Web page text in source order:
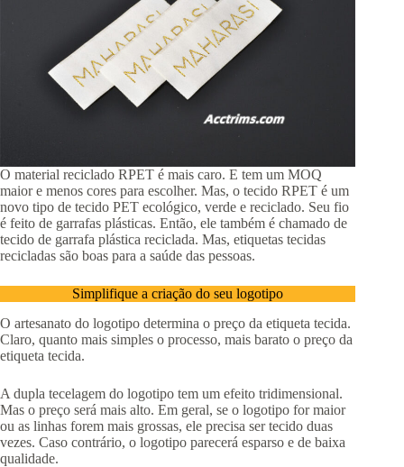
O material reciclado RPET é mais caro. E tem um MOQ
maior e menos cores para escolher. Mas, o tecido RPET é um
novo tipo de tecido PET ecológico, verde e reciclado. Seu fio
é feito de garrafas plásticas. Então, ele também é chamado de
tecido de garrafa plástica reciclada. Mas, etiquetas tecidas
recicladas são boas para a saúde das pessoas.
Simplifique a criação do seu logotipo
O artesanato do logotipo determina o preço da etiqueta tecida.
Claro, quanto mais simples o processo, mais barato o preço da
etiqueta tecida.
A dupla tecelagem do logotipo tem um efeito tridimensional.
Mas o preço será mais alto. Em geral, se o logotipo for maior
ou as linhas forem mais grossas, ele precisa ser tecido duas
vezes. Caso contrário, o logotipo parecerá esparso e de baixa
qualidade.